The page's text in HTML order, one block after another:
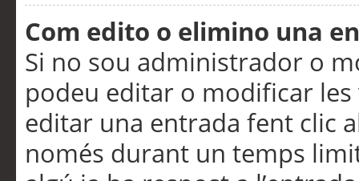
Com edito o elimino una
Si no sou administrador o
podeu editar o modificar
editar una entrada fent clic
només durant un temps